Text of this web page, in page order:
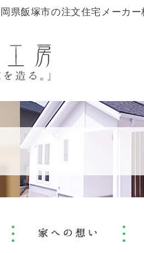
県飯塚市の注文住宅メーカ